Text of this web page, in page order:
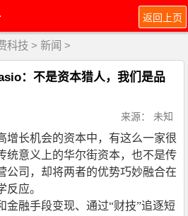
返回上页
科技 > 新闻 >
：不是资本猎人，我们是品
来源： 未知
增长机会的资本中，有这么一家很
统意义上的华尔街资本，也不是传
公司，却将两者的优势巧妙融合在
应。
金融手段变现、通过“财技”追逐短